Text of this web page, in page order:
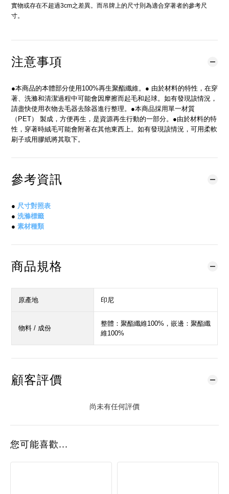
實物或存在不超過3cm之差異。而吊牌上的尺寸則為適合穿著者的參考尺
寸。
注意事項
●本商品的本體部分使用100%再生聚酯纖維。● 由於材料的特性，在穿
著、洗滌和清潔過程中可能會因摩擦而起毛和起球。如有發現該情況，
請盡快使用衣物去毛器去除器進行整理。●本商品採用單一材質
（PET） 製成，方便再生，是資源再生行動的一部分。●由於材料的特
性，穿著時絨毛可能會附著在其他東西上。如有發現該情況，可用柔軟
刷子或用膠紙將其取下。
參考資訊
● 尺寸對照表
● 洗滌標籤
● 素材種類
商品規格
原產地 印尼
物料 / 成份
整體：聚酯纖維100%，嵌邊：聚酯纖
維100%
顧客評價
尚未有任何評價
您可能喜歡...